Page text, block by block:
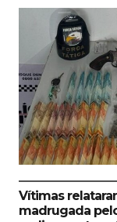
Vítimas
madrugada